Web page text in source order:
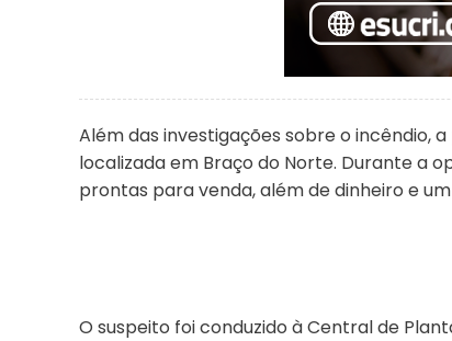
Além das investigações sobre o incêndio,
localizada em Braço do Norte. Durante a
prontas para venda, além de dinheiro e
O suspeito foi conduzido à Central de